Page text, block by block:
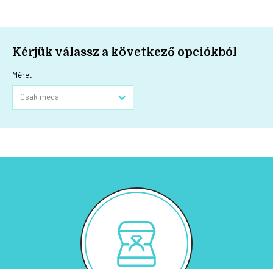
Kérjük válassz a következő opciókból
Méret